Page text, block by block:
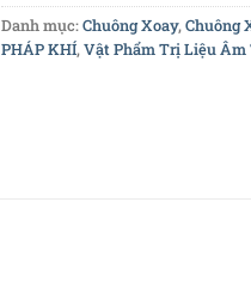
Danh mục:Chuông Xoay, Chuông
PHÁP KHÍ, Vật Phẩm Trị Liệu Âm